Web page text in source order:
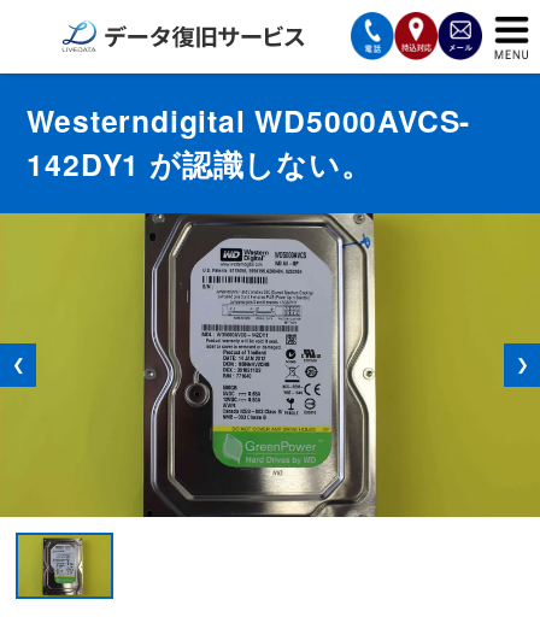
復旧費用と納期
サービスの流れ
データ復旧事例
Westerndigital WD5000AVCS-
142DY1 が認識しない。
❮ ❯